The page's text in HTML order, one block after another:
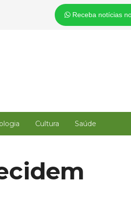
Receba notícias
Cultura Saúde